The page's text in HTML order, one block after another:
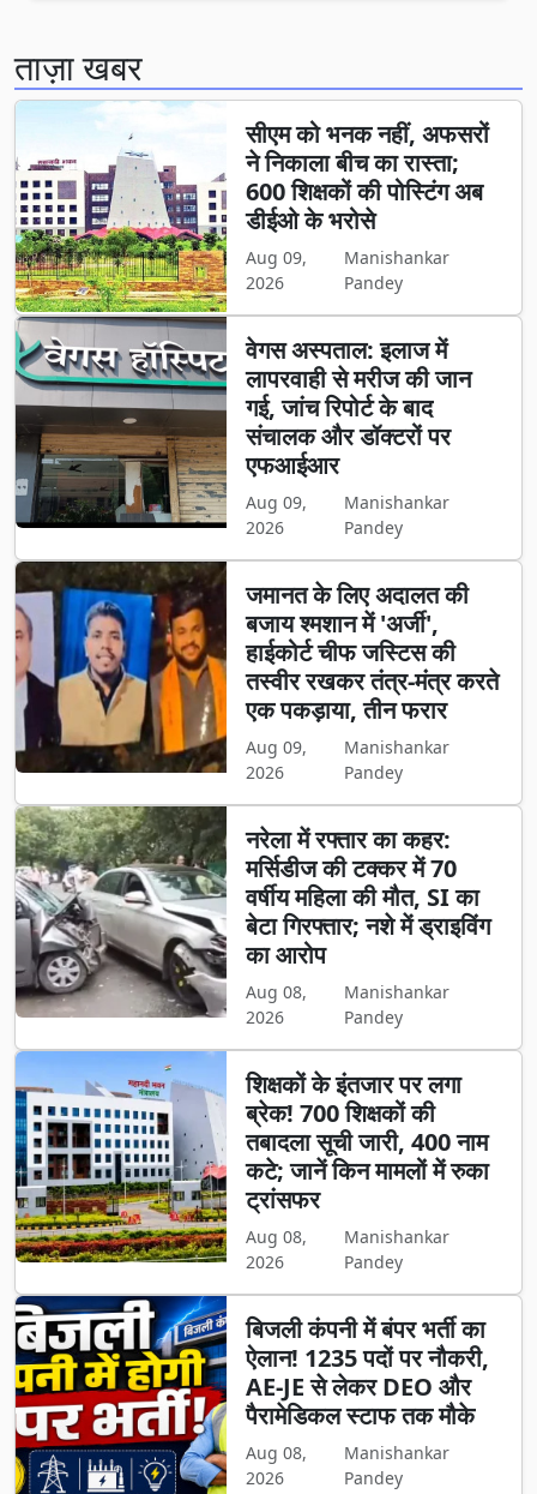
ताज़ा खबर
सीएम को भनक नहीं, अफसरों
ने निकाला बीच का रास्ता;
600 शिक्षकों की पोस्टिंग अब
डीईओ के भरोसे
Aug 09,
2026
Manishankar
Pandey
वेगस अस्पताल: इलाज में
लापरवाही से मरीज की जान
गई, जांच रिपोर्ट के बाद
संचालक और डॉक्टरों पर
एफआईआर
Aug 09,
2026
Manishankar
Pandey
जमानत के लिए अदालत की
बजाय श्मशान में 'अर्जी',
हाईकोर्ट चीफ जस्टिस की
तस्वीर रखकर तंत्र-मंत्र करते
एक पकड़ाया, तीन फरार
Aug 09,
2026
Manishankar
Pandey
नरेला में रफ्तार का कहर:
मर्सिडीज की टक्कर में 70
वर्षीय महिला की मौत, SI का
बेटा गिरफ्तार; नशे में ड्राइविंग
का आरोप
Aug 08,
2026
Manishankar
Pandey
शिक्षकों के इंतजार पर लगा
ब्रेक! 700 शिक्षकों की
तबादला सूची जारी, 400 नाम
कटे; जानें किन मामलों में रुका
ट्रांसफर
Aug 08,
2026
Manishankar
Pandey
बिजली कंपनी में बंपर भर्ती का
ऐलान! 1235 पदों पर नौकरी,
AE-JE से लेकर DEO और
पैरामेडिकल स्टाफ तक मौके
Aug 08,
2026
Manishankar
Pandey